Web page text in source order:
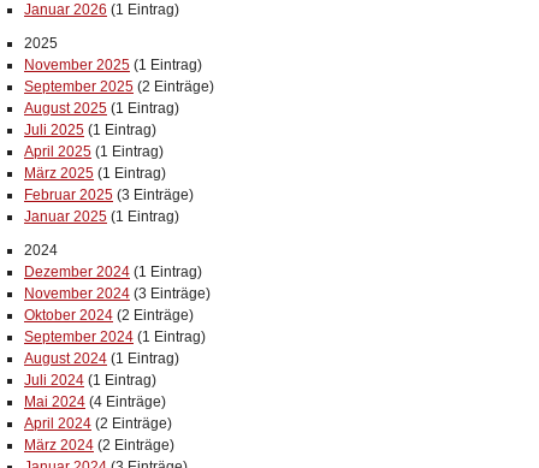
Januar 2026 (1 Eintrag)
2025
November 2025 (1 Eintrag)
September 2025 (2 Einträge)
August 2025 (1 Eintrag)
Juli 2025 (1 Eintrag)
April 2025 (1 Eintrag)
März 2025 (1 Eintrag)
Februar 2025 (3 Einträge)
Januar 2025 (1 Eintrag)
2024
Dezember 2024 (1 Eintrag)
November 2024 (3 Einträge)
Oktober 2024 (2 Einträge)
September 2024 (1 Eintrag)
August 2024 (1 Eintrag)
Juli 2024 (1 Eintrag)
Mai 2024 (4 Einträge)
April 2024 (2 Einträge)
März 2024 (2 Einträge)